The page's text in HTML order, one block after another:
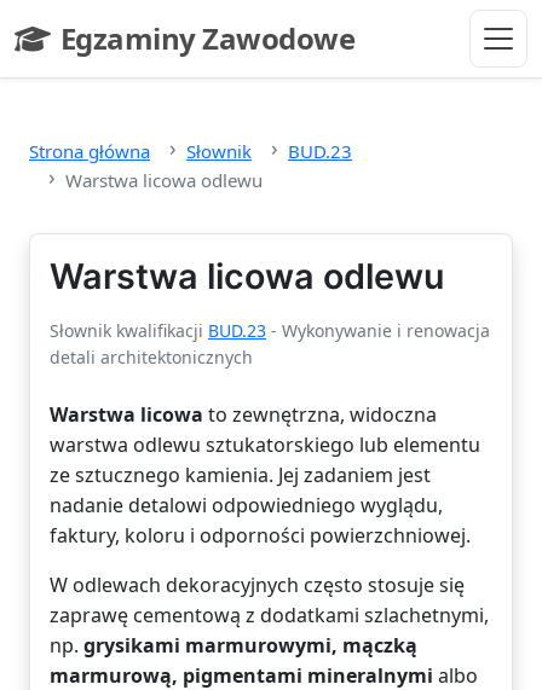
Egzaminy Zawodowe
- strona główna
Strona główna Słownik
BUD.23
Warstwa licowa odlewu
Warstwa licowa odlewu
Słownik kwalifikacji BUD.23 - Wykonywanie i renowacja
detali architektonicznych
Warstwa licowa to zewnętrzna, widoczna
warstwa odlewu sztukatorskiego lub elementu
ze sztucznego kamienia. Jej zadaniem jest
nadanie detalowi odpowiedniego wyglądu,
faktury, koloru i odporności powierzchniowej.
W odlewach dekoracyjnych często stosuje się
zaprawę cementową z dodatkami szlachetnymi,
np. grysikami marmurowymi, mączką
marmurową, pigmentami mineralnymi albo